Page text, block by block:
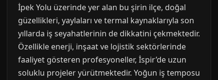
İpek Yolu üzerinde yer alan bu şirin ilçe, doğal
güzellikleri, yaylaları ve termal kaynaklarıyla son
yıllarda iş seyahatlerinin de dikkatini çekmektedir.
Özellikle enerji, inşaat ve lojistik sektörlerinde
faaliyet gösteren profesyoneller, İspir’de uzun
soluklu projeler yürütmektedir. Yoğun iş temposu